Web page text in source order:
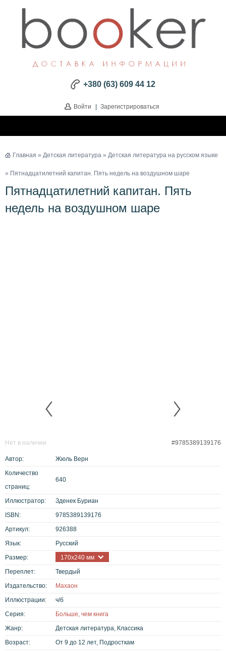
+380 (63) 609 44 12
Войти | Зарегистрироваться
Главная » Детская литература » Детская литература на русском языке
» Пятнадцатилетний капитан. Пять недель на воздушном шаре
Пятнадцатилетний капитан. Пять
недель на воздушном шаре
#9785389139176
Нет в наличии
Автор:
Жюль Верн
Количество
страниц:
640
Иллюстратор:
Зденек Буриан
ISBN:
9785389139176
Артикул:
926388
Язык:
Русский
Размер:
170x240 мм
Переплет:
Твердый
Издательство:
Махаон
Иллюстрации:
ч/б
Серия:
Больше, чем книга
Жанр:
Детская литература, Классика
Возраст:
От 9 до 12 лет, Подросткам